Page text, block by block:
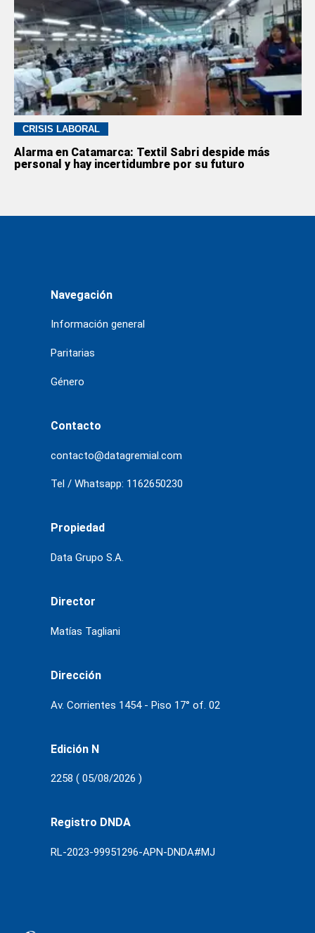
CRISIS LABORAL
Alarma en Catamarca: Textil Sabri despide más
personal y hay incertidumbre por su futuro
Navegación
Información general
Paritarias
Género
Contacto
contacto@datagremial.com
Tel / Whatsapp: 1162650230
Propiedad
Data Grupo S.A.
Director
Matías Tagliani
Dirección
Av. Corrientes 1454 - Piso 17° of. 02
Edición N
2258 ( 05/08/2026 )
Registro DNDA
RL-2023-99951296-APN-DNDA#MJ